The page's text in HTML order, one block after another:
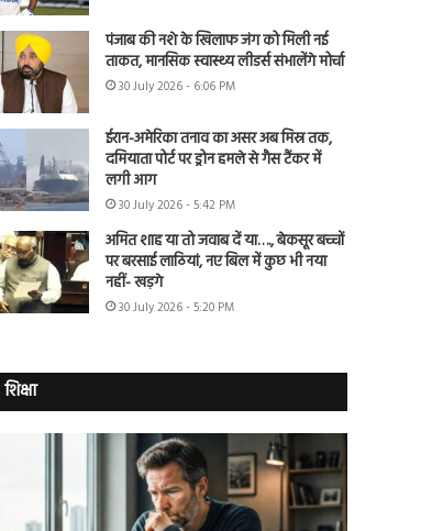
पंजाब की नशे के खिलाफ जंग को मिली नई
ताकत, मानसिक स्वास्थ्य लीडर्स संभालेंगे मोर्चा
30 July 2026 - 6:06 PM
ईरान-अमेरिका तनाव का असर अब मिस्र तक,
दमियाता पोर्ट पर ड्रोन हमले से गैस टैंकर में
लगी आग
30 July 2026 - 5:42 PM
अमित शाह या तो जवाब दें या…., बेकसूर बच्चों
पर बरसाई लाठियां, नए बिल में कुछ भी नया
नहीं- खड़गे
30 July 2026 - 5:20 PM
शिक्षा